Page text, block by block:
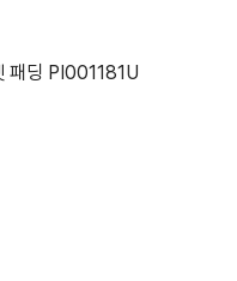
패딩 PI001181U